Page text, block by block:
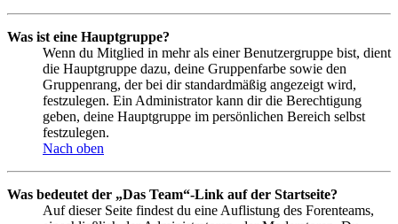
Was ist eine Hauptgruppe?
Wenn du Mitglied in mehr als einer Benutzergruppe bist, dient
die Hauptgruppe dazu, deine Gruppenfarbe sowie den
Gruppenrang, der bei dir standardmäßig angezeigt wird,
festzulegen. Ein Administrator kann dir die Berechtigung
geben, deine Hauptgruppe im persönlichen Bereich selbst
festzulegen.
Nach oben
Was bedeutet der „Das Team“-Link auf der Startseite?
Auf dieser Seite findest du eine Auflistung des Forenteams,